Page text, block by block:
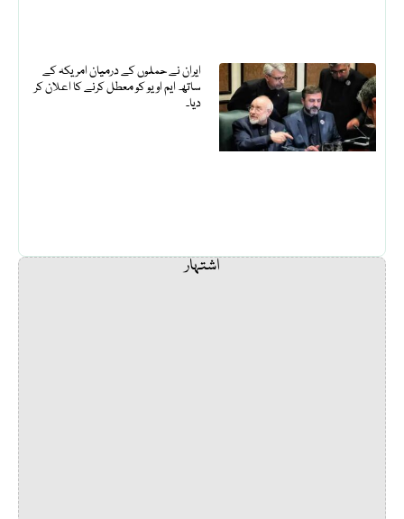
ایران نے حملوں کے درمیان امریکہ کے
ساتھ ایم او یو کو معطل کرنے کا اعلان کر
دیا۔
اشتہار